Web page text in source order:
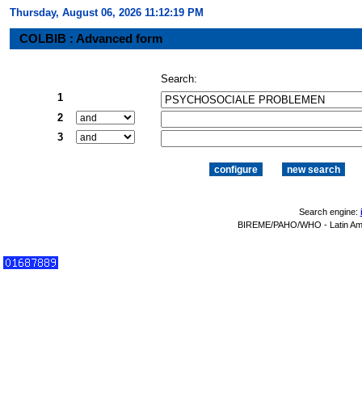
Thursday, August 06, 2026 11:12:20 PM
COLBIB : Advanced form
Search:
1
2
3
Search engine:
BIREME/PAHO/WHO - Latin